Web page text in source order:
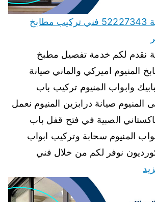
فني المنيوم الصبية 52227343 فني تركيب مطابخ
نقدم لكم خدمة تفصيل مطبخ
المنيوم اميركي والماني صيانة
وابواب المنيوم تركيب باب
المنيوم صيانة درابزين المنيوم نعمل
الصبية في فتح قفل باب
المنيوم سحابة وتركيب ابواب
نوفر لكم من خلال فني